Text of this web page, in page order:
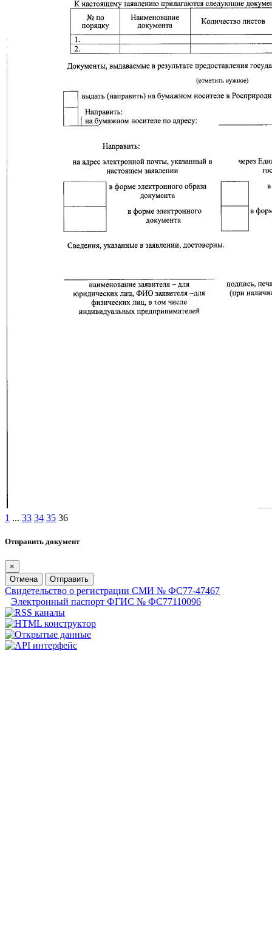
1 ... 33 34 35 36
Отправить документ
×
Отмена
Отправить
Свидетельство о регистрации СМИ № ФС77-47467
Электронный паспорт ФГИС № ФС77110096